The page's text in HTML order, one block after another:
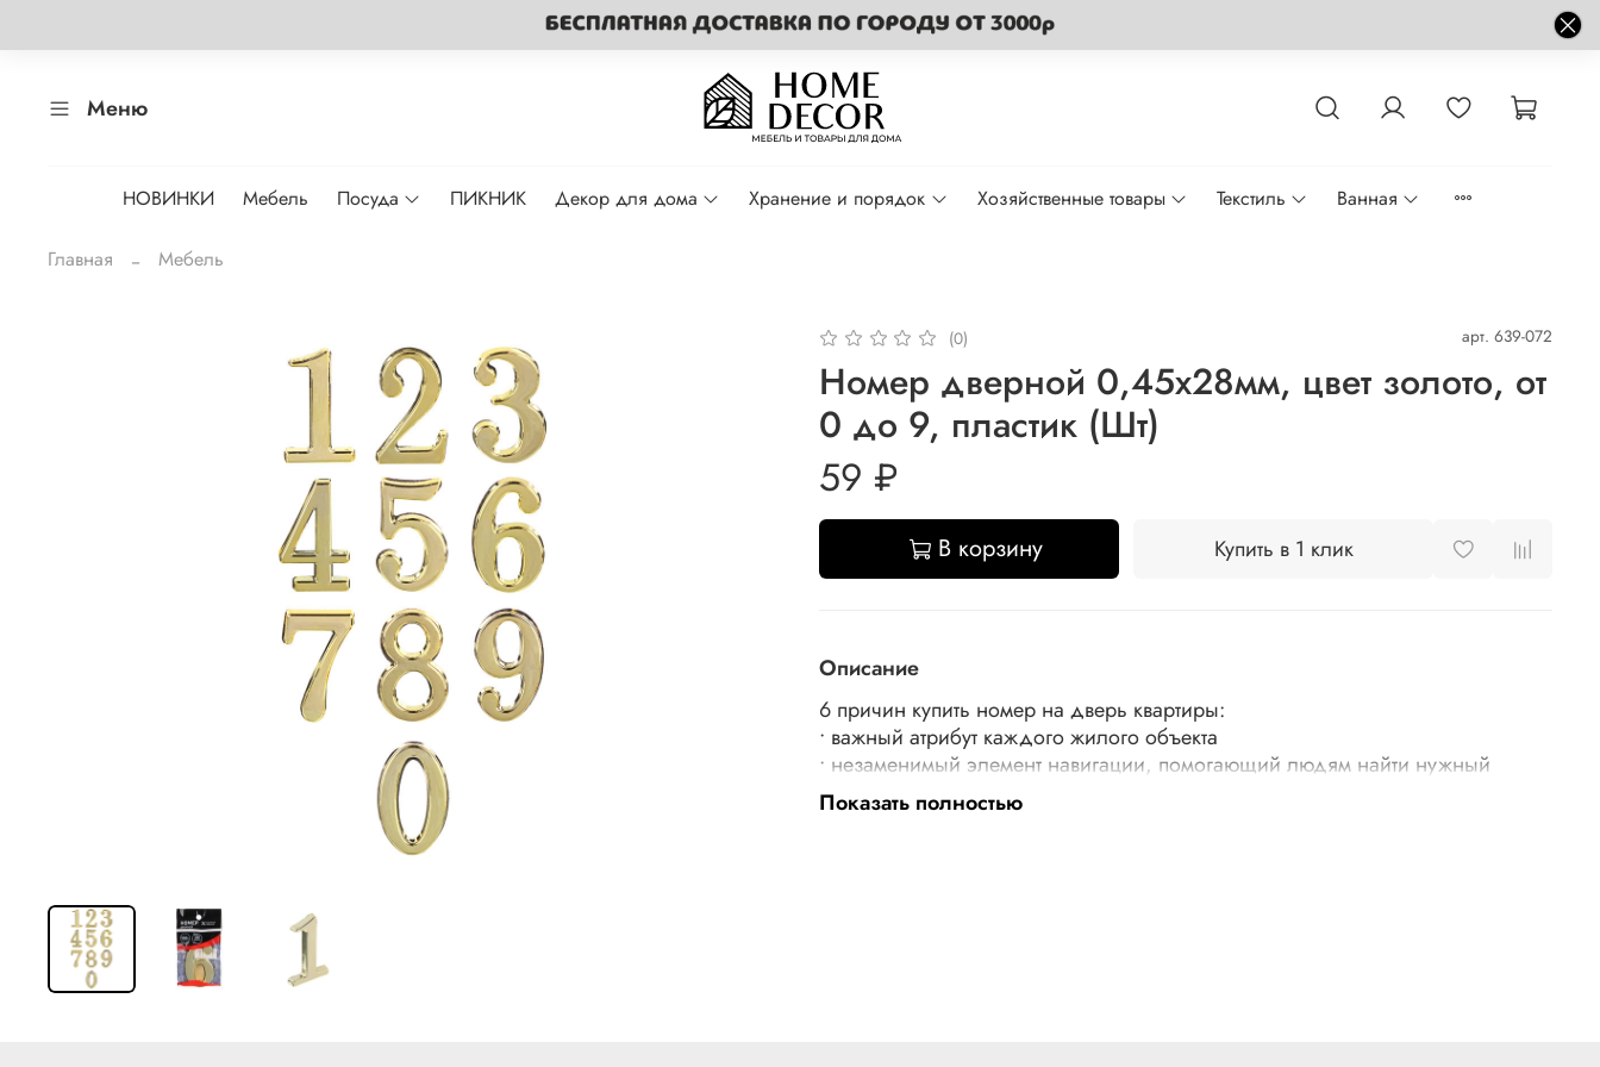
Меню
НОВИНКИ Мебель Посуда ПИКНИК Декор для дома Хранение и порядок Хозяйственные товары Текстиль Ванная
Главная Мебель
(0) арт. 639-072
Номер дверной 0,45x28мм, цвет золото, от
0 до 9, пластик (Шт)
59 ₽
В корзину Купить в 1 клик
Описание
6 причин купить номер на дверь квартиры:
• важный атрибут каждого жилого объекта
• незаменимый элемент навигации, помогающий людям найти нужный
адрес
• номерок на дверь квартиры или кабинета, на калитку
Показать полностью